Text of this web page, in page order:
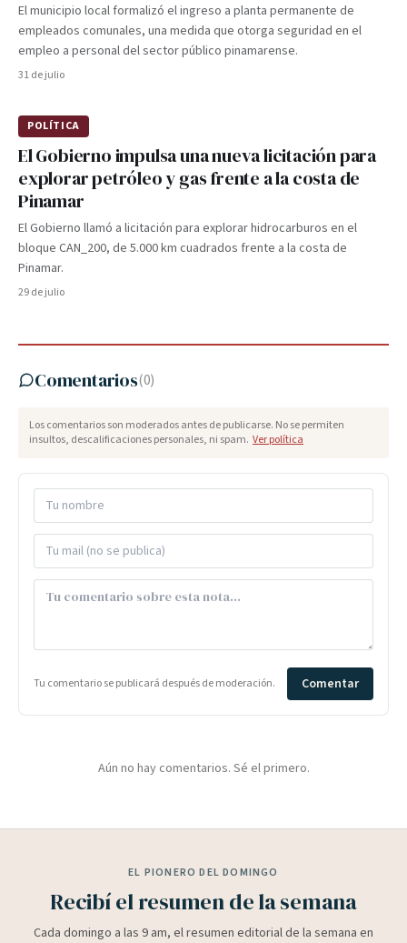
El municipio local formalizó el ingreso a planta permanente de
empleados comunales, una medida que otorga seguridad en el
empleo a personal del sector público pinamarense.
31 de julio
POLÍTICA
El Gobierno impulsa una nueva licitación para
explorar petróleo y gas frente a la costa de
Pinamar
El Gobierno llamó a licitación para explorar hidrocarburos en el
bloque CAN_200, de 5.000 km cuadrados frente a la costa de
Pinamar.
29 de julio
Comentarios(0)
Los comentarios son moderados antes de publicarse. No se permiten
insultos, descalificaciones personales, ni spam. Ver política
Tu comentario se publicará después de moderación. Comentar
Aún no hay comentarios. Sé el primero.
EL PIONERO DEL DOMINGO
Recibí el resumen de la semana
Cada domingo a las 9 am, el resumen editorial de la semana en